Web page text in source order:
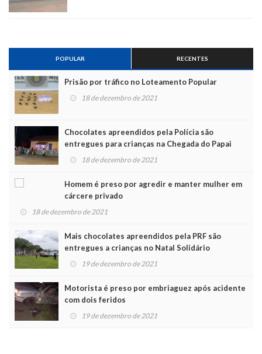
POPULAR RECENTES
Prisão por tráfico no Loteamento Popular
18 de dezembro de 2021
Chocolates apreendidos pela Polícia são
entregues para crianças na Chegada do Papai
Noel 18 de dezembro de 2021
Homem é preso por agredir e manter mulher em
cárcere privado
18 de dezembro de 2021
Mais chocolates apreendidos pela PRF são
entregues a crianças no Natal Solidário
19 de dezembro de 2021
Motorista é preso por embriaguez após acidente
com dois feridos
19 de dezembro de 2021